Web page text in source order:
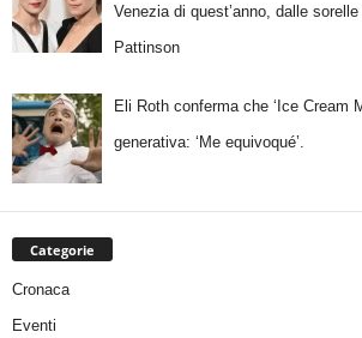
Venezia di quest’anno, dalle
Pattinson
Eli Roth conferma che ‘Ice Cream
generativa: ‘Me equivoqué’.
Categorie
Cronaca
Eventi